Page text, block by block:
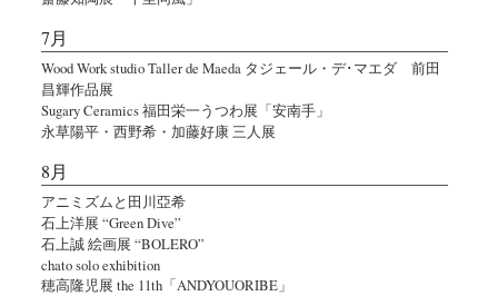
7月
Wood Work studio Taller de Maeda タジェール・デ･マエダ 前田
昌輝作品展
Sugary Ceramics 福田栄一うつわ展「安南手」
永草陽平・西野希・加藤好康 三人展
8月
アニミズムと田川亞希
石上洋展 “Green Dive”
石上誠 絵画展 “BOLERO”
chato solo exhibition
穂高隆児展 the 11th「ANDYOUORIBE」